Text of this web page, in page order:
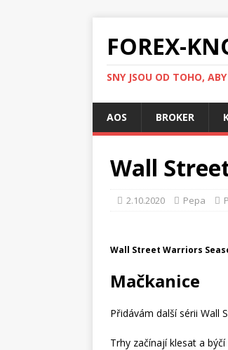
FOREX-
SNY JSOU OD TOHO,
AOS BROKER
Wall
2.10.2020 Pepa
Wall Street Warriors
Mačkanice
Přidávám další sérii Wall
Trhy začínají klesat a